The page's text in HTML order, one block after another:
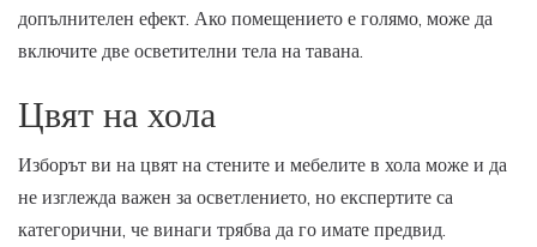
допълнителен ефект. Ако помещението е голямо, може да
включите две осветителни тела на тавана.
Цвят на хола
Изборът ви на цвят на стените и мебелите в хола може и да
не изглежда важен за осветлението, но експертите са
категорични, че винаги трябва да го имате предвид.